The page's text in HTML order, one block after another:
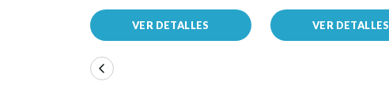
VER DETALLES VER DETALLES